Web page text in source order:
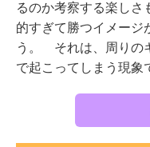
るのか考察する楽しさ
的すぎて勝つイメージ
う。 それは、周りの
で起こってしまう現